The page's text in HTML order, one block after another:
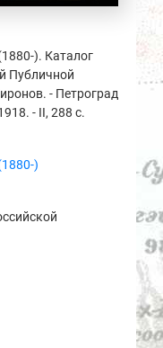
). Каталог
Публичной
- Петроград
- II, 288 с.
)